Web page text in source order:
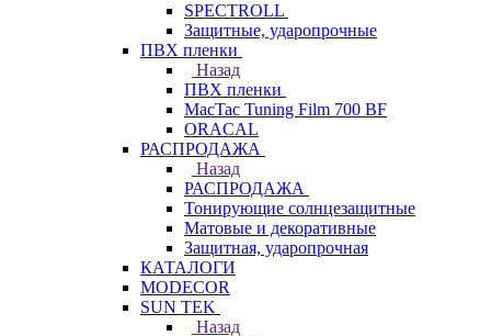
SPECTROLL
Защитные, ударопрочные
ПВХ пленки
Назад
ПВХ пленки
MacTac Tuning Film 700 BF
ORACAL
РАСПРОДАЖА
Назад
РАСПРОДАЖА
Тонирующие солнцезащитные
Матовые и декоративные
Защитная, ударопрочная
КАТАЛОГИ
MODECOR
SUN TEK
Назад